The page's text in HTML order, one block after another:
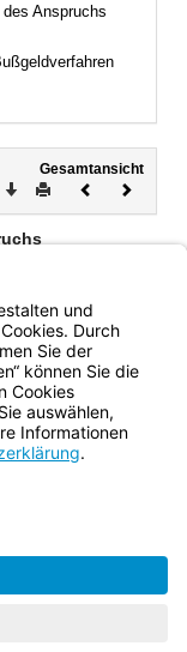
Anspruchs
Gesamtansicht
Download
DruckenVorheriges